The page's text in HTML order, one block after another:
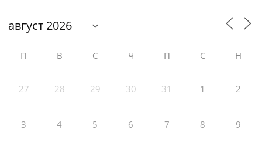
П В С Ч П С Н
27 28 29 30 31 1 2
3 4 5 6 7 8 9